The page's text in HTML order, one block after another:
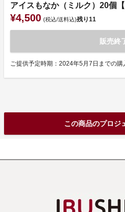
アイスもなか（ミルク）20個【
¥4,500 (税込/送料込)残り11
販売終
ご提供予定時期：2024年5月7日までの
この商品のプロジ